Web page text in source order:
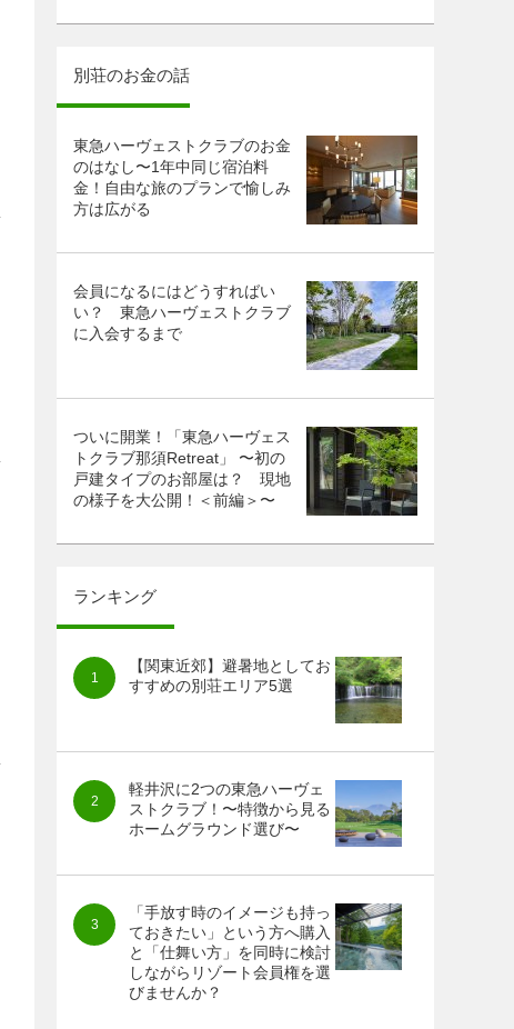
別荘のお金の話
東急ハーヴェストクラブのお金
のはなし〜1年中同じ宿泊料
金！自由な旅のプランで愉しみ
方は広がる
会員になるにはどうすればい
い？ 東急ハーヴェストクラブ
に入会するまで
ついに開業！「東急ハーヴェス
トクラブ那須Retreat」 〜初の
戸建タイプのお部屋は？ 現地
の様子を大公開！＜前編＞〜
ランキング
【関東近郊】避暑地としてお
すすめの別荘エリア5選
軽井沢に2つの東急ハーヴェ
ストクラブ！〜特徴から見る
ホームグラウンド選び〜
「手放す時のイメージも持っ
ておきたい」という方へ購入
と「仕舞い方」を同時に検討
しながらリゾート会員権を選
びませんか？